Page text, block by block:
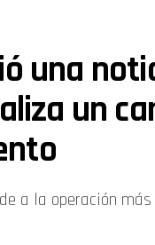
una
un
a la operación